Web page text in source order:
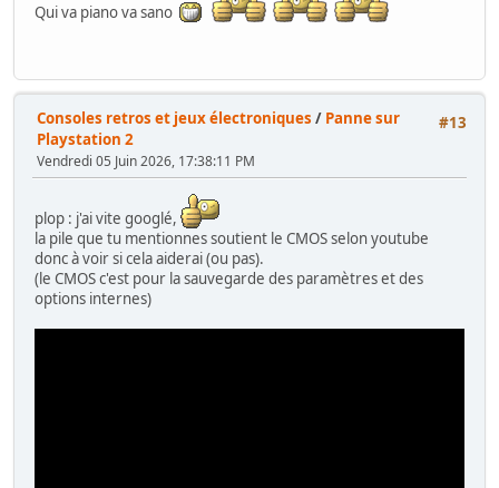
Qui va piano va sano
#13
Consoles retros et jeux électroniques / Panne sur
Playstation 2
Vendredi 05 Juin 2026, 17:38:11 PM
plop : j'ai vite googlé,
la pile que tu mentionnes soutient le CMOS selon youtube
donc à voir si cela aiderai (ou pas).
(le CMOS c'est pour la sauvegarde des paramètres et des
options internes)